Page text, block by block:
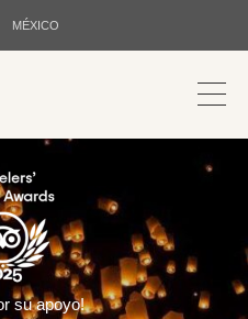
MÉXICO
su apoyo!